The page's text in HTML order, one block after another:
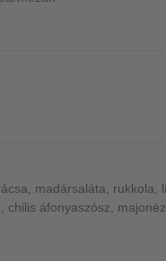
madársaláta, rukkola,
chilis áfonyaszósz, majonéz